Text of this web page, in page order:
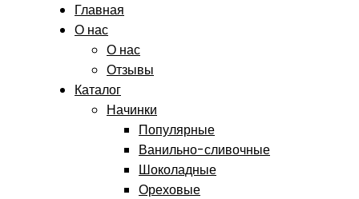
Главная
О нас
О нас
Отзывы
Каталог
Начинки
Популярные
Ванильно-сливочные
Шоколадные
Ореховые